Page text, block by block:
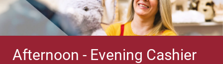
Afternoon - Evening Cashier